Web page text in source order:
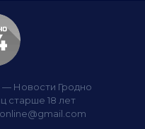
— Новости Гродно
старше 18 лет